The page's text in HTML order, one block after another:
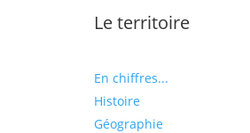
Le territoire
En chiffres...
Histoire
Géographie